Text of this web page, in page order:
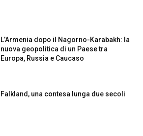
L’Armenia dopo il Nagorno-Karabakh: la
nuova geopolitica di un Paese tra
Europa, Russia e Caucaso
Falkland, una contesa lunga due secoli